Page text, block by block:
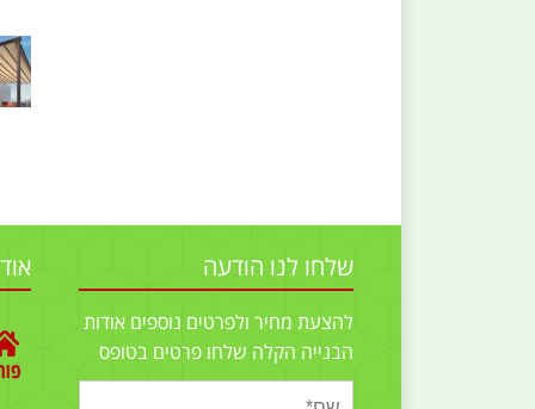
שלחו לנו הודעה
להצעת מחיר ולפרטים נוספים אודות
הבנייה הקלה שלחו פרטים בטופס